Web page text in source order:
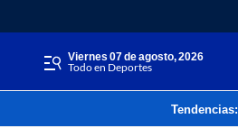
viernes 07 de agosto, 2026
Todo en Deportes
Tendencias: